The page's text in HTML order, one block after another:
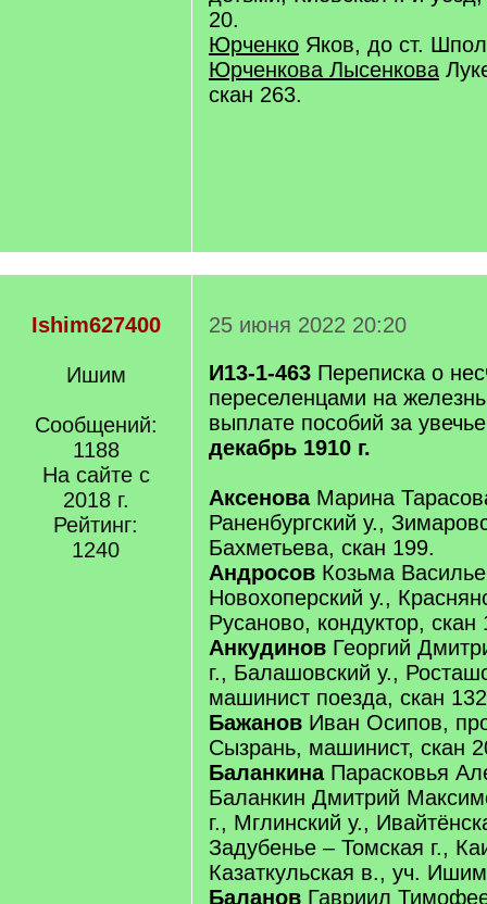
20.
Юрченко Яков, до ст.
Юрченкова Лысенкова
скан 263.
Ishim627400
Ишим
Сообщений:
1188
На сайте с
2018 г.
Рейтинг:
1240
25 июня 2022 20:20
И13-1-463 Переписка о
переселенцами на
выплате пособий за
декабрь 1910 г.
АксеноваМарина
Раненбургский у.,
Бахметьева, скан 199.
Андросов Козьма
Новохоперский у.,
Русаново, кондуктор, скан
Анкудинов Георгий
г., Балашовский у.,
машинист поезда, скан
Бажанов Иван Осипов,
Сызрань, машинист, скан
БаланкинаПарасковья
Баланкин Дмитрий
г., Мглинский у.,
Задубенье – Томская г.,
Казаткульская в., уч.
Баланов Гавриил